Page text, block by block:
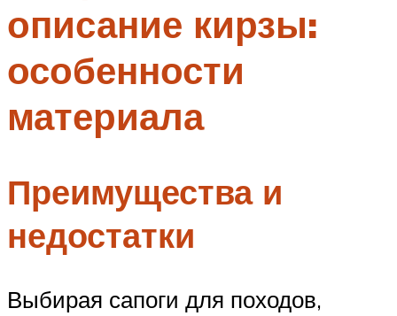
Меню
описание кирзы:
особенности
материала
Преимущества и
недостатки
Выбирая сапоги для походов,